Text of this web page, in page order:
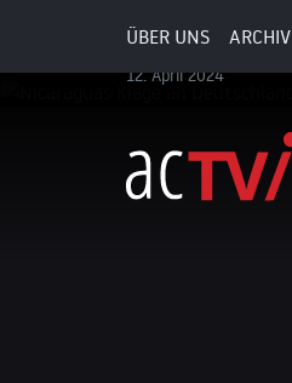
ÜBER UNS ARCHIV
Lascaris
12. April 2024